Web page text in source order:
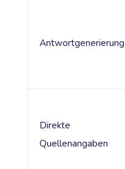
Antwortgenerierung
Direkte
Quellenangaben